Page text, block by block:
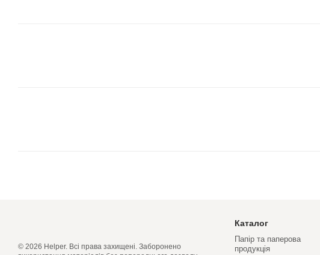
© 2026 Helper. Всі права захищені. Заборонено
Каталог
Папір та паперова
продукція